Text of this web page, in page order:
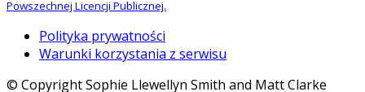
Powszechnej Licencji Publicznej.
Polityka prywatności
Warunki korzystania z serwisu
© Copyright Sophie Llewellyn Smith and Matt Clarke